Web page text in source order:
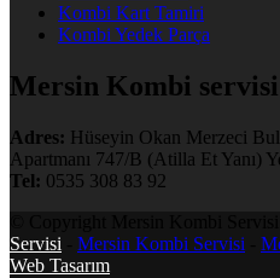
Kombi Kart Tamiri
Kombi Yedek Parça
Mersin Kombi servisi
Adres: Hüseyin Okan Merzeci
Apartmanı 747/B (Atilla Et Yanı)
Tel: 0535 308 83 92
Servisi
Mersin Kombi Servisi
Web Tasarım